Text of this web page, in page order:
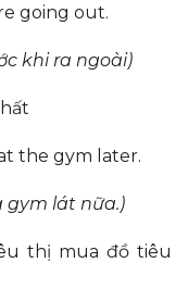
going out.
khi ra ngoài)
the gym later.
gym lát nữa.)
thị mua đồ tiêu